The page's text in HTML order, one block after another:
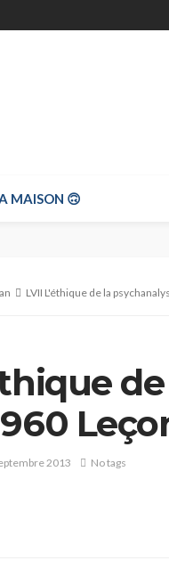
MAISON 🙃
LVII L'éthique de la
2013 No tags